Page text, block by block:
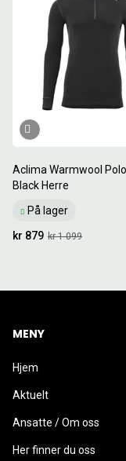
Aclima Warmwool
Black Herre
På lager
kr 1 099
kr 879
MENY
Hjem
Aktuelt
Ansatte / Om oss
Her finner du oss